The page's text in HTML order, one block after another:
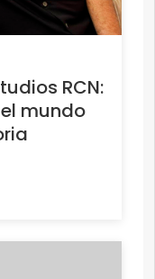
RCN:
mundo